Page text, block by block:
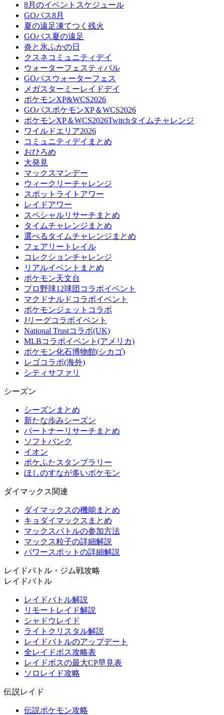
8月のイベントスケジュール
GOパス8月
夏の遠足凍てつく残火
GOパス夏の遠足
炎と氷ふかの日
クスネコミュニティデイ
ウォーターフェスティバル
GOパスウォーターフェス
メガスターミーレイドデイ
ポケモンXP&WCS2026
GOパスポケモンXP＆WCS2026
ポケモンXP＆WCS2026Twitchタイムチャレンジ
ワイルドエリア2026
コミュニティデイまとめ
おひろめ
大発見
マックスマンデー
ウィークリーチャレンジ
スポットライトアワー
レイドアワー
スペシャルリサーチまとめ
タイムチャレンジまとめ
選べるタイムチャレンジまとめ
フェアリートレイル
コレクションチャレンジ
リアルイベントまとめ
ポケモン天文台
プロ野球12球団コラボイベント
マクドナルドコラボイベント
ポケモンジェットコラボ
Jリーグコラボイベント
National Trustコラボ(UK)
MLBコラボイベント(アメリカ)
ポケモン化石博物館(シカゴ)
レゴコラボ(海外)
シティサファリ
シーズン
シーズンまとめ
新たな歩みシーズン
パートナーリサーチまとめ
ソフトバンク
イオン
ポケふたスタンプラリー
ほしのすなが多いポケモン
ダイマックス関連
ダイマックスの機能まとめ
キョダイマックスまとめ
マックスバトルの参加方法
マックス粒子の詳細解説
パワースポットの詳細解説
レイドバトル・ジム戦攻略
レイドバトル
レイドバトル解説
リモートレイド解説
シャドウレイド
ライトクリスタル解説
レイドバトルのアップデート
全レイドボス攻略表
レイドボスの最大CP早見表
ソロレイド攻略
伝説レイド
伝説ポケモン攻略